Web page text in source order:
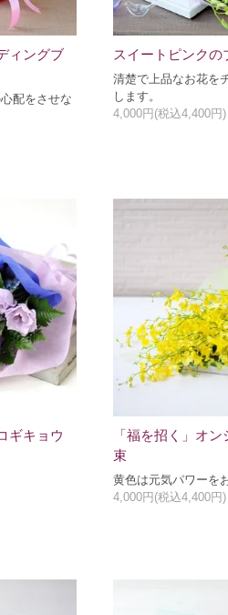
ィングブ
配をさせな
スイートピンクの
清楚で上品なお花を
します。
4,000円(税込4,400円)
ギキョウ
「福を招く」オ
束
黄色は元気パワーを
4,000円(税込4,400円)